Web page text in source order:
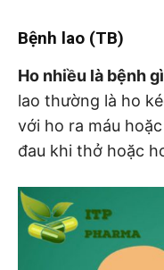
Bệnh lao (TB)
Ho nhiều là bệnh gì
lao thường là ho
với ho ra máu
đau khi thở hoặc